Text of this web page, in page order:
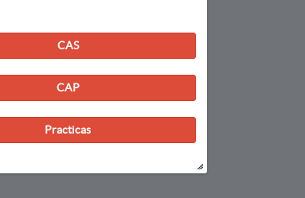
CAS
CAP
Practicas